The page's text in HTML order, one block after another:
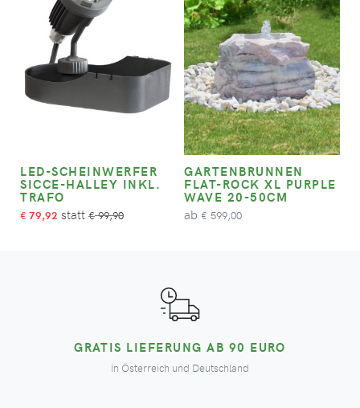
LED-SCHEINWERFER
SICCE-HALLEY INKL.
TRAFO
€ 79,92 €99,90
GARTENBRUNNEN
FLAT-ROCK XL PURPLE
WAVE 20-50CM
ab € 599,00
GRATIS LIEFERUNG AB 90 EURO
in Österreich und Deutschland